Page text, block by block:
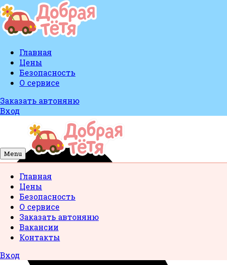
Главная
Цены
Безопасность
О сервисе
Заказать автоняню
Вход
Menu
Главная
Цены
Безопасность
О сервисе
Заказать автоняню
Вакансии
Контакты
Вход